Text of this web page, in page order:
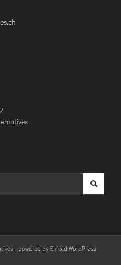
- powered by Enfold WordPress